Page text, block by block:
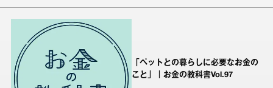
「ペットとの暮らしに必要なお金の
こと」｜お金の教科書Vol.97